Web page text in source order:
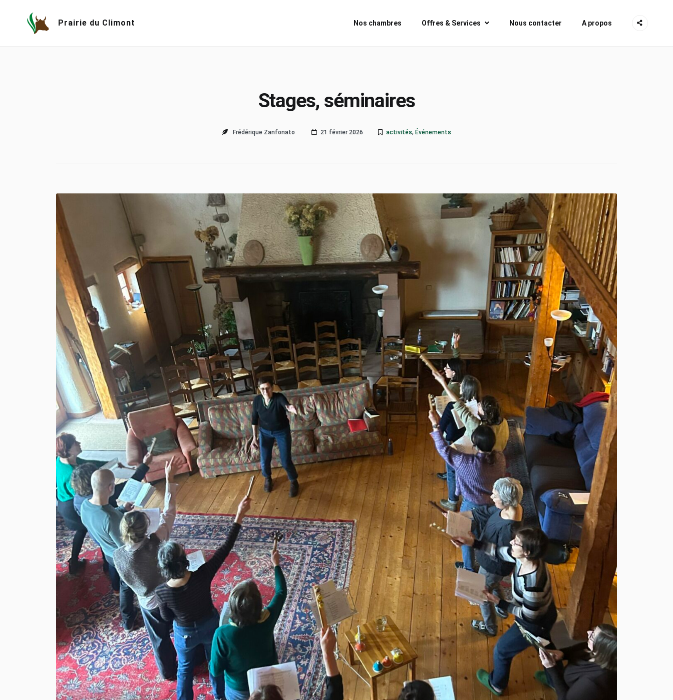
Prairie du Climont Nos chambres Offres & Services Nous contacter A propos
Stages, séminaires
Frédérique Zanfonato 21 février 2026 activités, Événements